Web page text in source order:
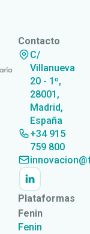
Contacto
C/
Villanueva
20 - 1º,
28001,
Madrid,
España
+34 915
759 800
Plataformas
Fenin
Fenin